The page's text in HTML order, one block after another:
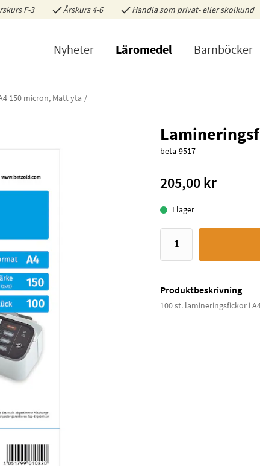
F-3 Årskurs 4-6 Handla som privat- eller skolkund
Nyheter Läromedel Barnböcker
150 micron, Matt yta
beta-9517
205,00 kr
I lager
Produktbeskrivning
100 st. lamineringsfickor i